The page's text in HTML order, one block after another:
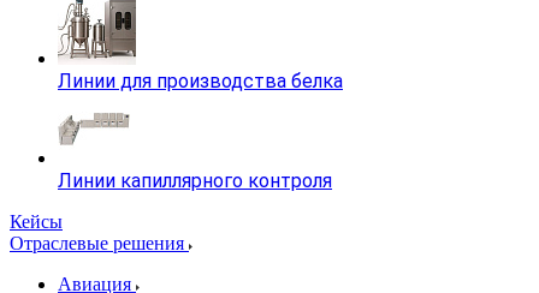
Линии для производства белка
Линии капиллярного контроля
Кейсы
Отраслевые решения
Авиация